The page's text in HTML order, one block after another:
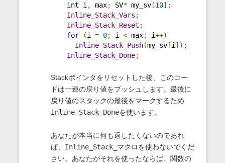
int i , max; SV* my_sv[10];
Inline_Stack_Vars ;
Inline_Stack_Reset ;
for
(i = 0; i < max; i++)
Inline_Stack_Push(my_sv[i ]);
Inline_Stack_Done;
Stackポインタをリセットした後、このコー
ドは一連の戻り値をプッシュします。最後に
戻り値のスタックの最後をマークするため
Inline_Stack_Doneを使います。
あなたが本当に何も返したくないのであれ
ば、 Inline_Stack_ マクロを使わないでくだ
さい。あなたがそれを使ったならば、関数の